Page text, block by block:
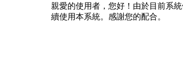
親愛的使用者，您好！由於目前系
續使用本系統。感謝您的配合。